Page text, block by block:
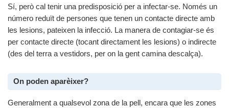
Sí, però cal tenir una predisposició per a infectar-se. Només un
número reduït de persones que tenen un contacte directe amb
les lesions, pateixen la infecció. La manera de contagiar-se és
per contacte directe (tocant directament les lesions) o indirecte
(des del terra a vestidors, per on la gent camina descalça).
On poden aparèixer?
Generalment a qualsevol zona de la pell, encara que les zones